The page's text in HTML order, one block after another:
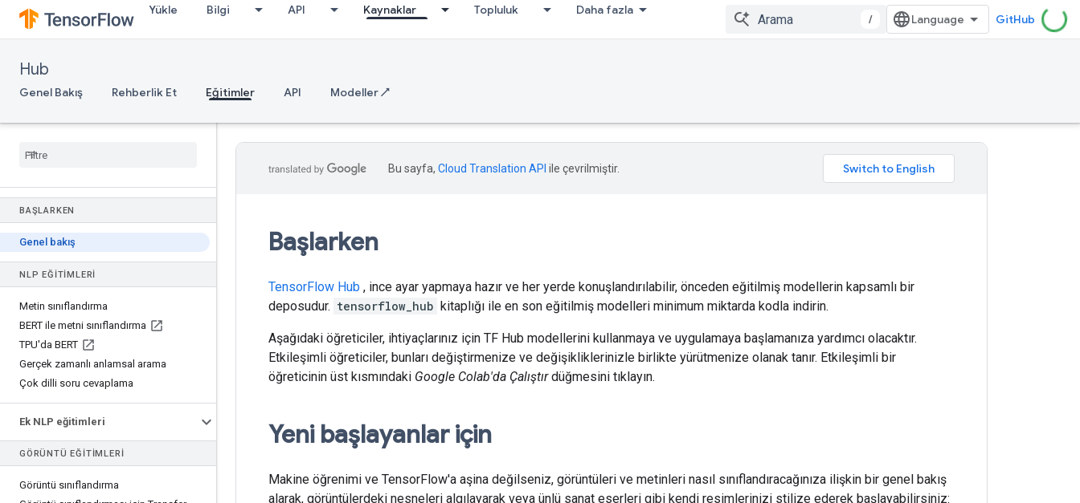
Yükle Bilgi API Kaynaklar Topluluk Daha fazla
/ GitHub
Hub
Genel Bakış Rehberlik Et Eğitimler API Modeller ↗
BAŞLARKEN
Genel bakış
NLP EĞITIMLERI
Metin sınıflandırma
BERT ile metni sınıflandırma
TPU'da BERT
Gerçek zamanlı anlamsal arama
Çok dilli soru cevaplama
Ek NLP eğitimleri
GÖRÜNTÜ EĞITIMLERI
Görüntü sınıflandırma
Bu sayfa, Cloud Translation API ile çevrilmiştir.
Başlarken
TensorFlow Hub , ince ayar yapmaya hazır ve her yerde konuşlandırılabilir, önceden eğitilmiş modellerin kapsamlı bir
deposudur. tensorflow_hub kitaplığı ile en son eğitilmiş modelleri minimum miktarda kodla indirin.
Aşağıdaki öğreticiler, ihtiyaçlarınız için TF Hub modellerini kullanmaya ve uygulamaya başlamanıza yardımcı olacaktır.
Etkileşimli öğreticiler, bunları değiştirmenize ve değişikliklerinizle birlikte yürütmenize olanak tanır. Etkileşimli bir
öğreticinin üst kısmındaki Google Colab'da Çalıştırdüğmesini tıklayın.
Yeni başlayanlar için
Makine öğrenimi ve TensorFlow'a aşina değilseniz, görüntüleri ve metinleri nasıl sınıflandıracağınıza ilişkin bir genel bakış
alarak, görüntülerdeki nesneleri algılayarak veya ünlü sanat eserleri gibi kendi resimlerinizi stilize ederek başlayabilirsiniz: